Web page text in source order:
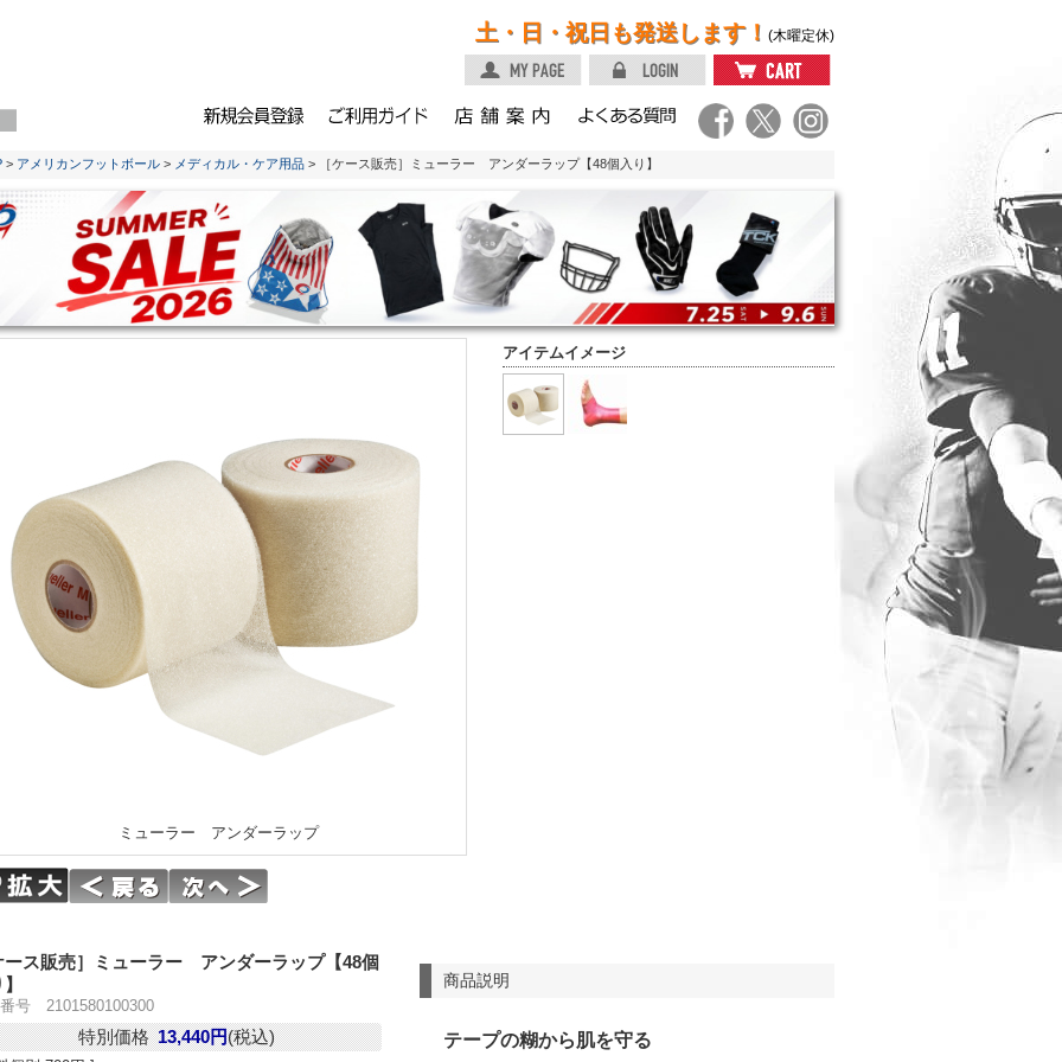
土・日・祝日も発送します！ (木曜定休)
> アメリカンフットボール > メディカル・ケア用品 > ［ケース販売］ミューラー アンダーラップ【48個入り】
アイテムイメージ
ミューラー アンダーラップ
商品説明
テープの糊から肌を守る
ース販売］ミューラー アンダーラップ【48個
号 2101580100300
特別価格 13,440円(税込)